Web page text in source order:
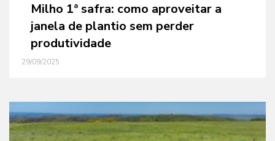
Milho 1ª safra: como aproveitar a
janela de plantio sem perder
produtividade
29/09/2025